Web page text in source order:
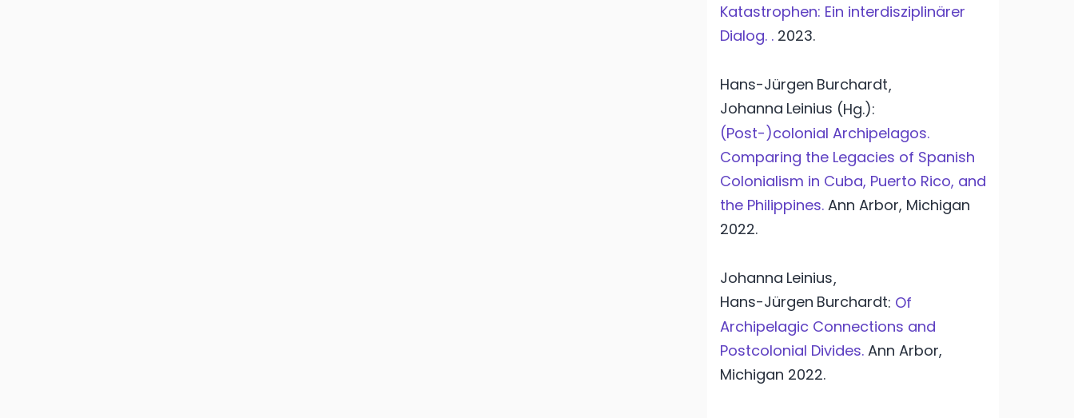
Katastrophen: Ein interdisziplinärer
Dialog. . 2023.
Hans-Jürgen Burchardt,
Johanna Leinius (Hg.):
(Post-)colonial Archipelagos.
Comparing the Legacies of Spanish
Colonialism in Cuba, Puerto Rico, and
the Philippines. Ann Arbor, Michigan
2022.
Johanna Leinius,
Hans-Jürgen Burchardt: Of
Archipelagic Connections and
Postcolonial Divides. Ann Arbor,
Michigan 2022.